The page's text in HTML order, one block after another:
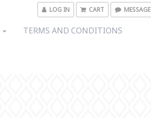
LOG IN CART MESSAGE
TERMS AND CONDITIONS